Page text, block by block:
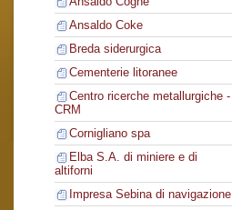
Ansaldo Coke
Breda siderurgica
Cementerie litoranee
Centro ricerche metallurgiche -
CRM
Cornigliano spa
Elba S.A. di miniere e di
altiforni
Impresa Sebina di navigazione